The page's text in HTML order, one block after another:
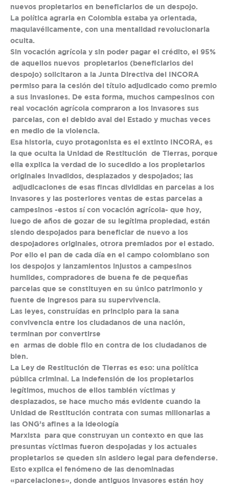
nuevos propietarios en beneficiarios de un despojo.
La política agraria en Colombia estaba ya orientada,
maquiavélicamente, con una mentalidad revolucionaria
oculta.
Sin vocación agrícola y sin poder pagar el crédito, el 95%
de aquellos nuevos propietarios (beneficiarios del
despojo) solicitaron a la Junta Directiva del INCORA
permiso para la cesión del título adjudicado como premio
a sus invasiones. De esta forma, muchos campesinos con
real vocación agrícola compraron a los invasores sus
parcelas, con el debido aval del Estado y muchas veces
en medio de la violencia.
Esa historia, cuyo protagonista es el extinto INCORA, es
la que oculta la Unidad de Restitución de Tierras, porque
ella explica la verdad de lo sucedido a los propietarios
originales invadidos, desplazados y despojados; las
adjudicaciones de esas fincas divididas en parcelas a los
invasores y las posteriores ventas de estas parcelas a
campesinos -estos sí con vocación agrícola- que hoy,
luego de años de gozar de su legítima propiedad, están
siendo despojados para beneficiar de nuevo a los
despojadores originales, otrora premiados por el estado.
Por ello el pan de cada día en el campo colombiano son
los despojos y lanzamientos injustos a campesinos
humildes, compradores de buena fe de pequeñas
parcelas que se constituyen en su único patrimonio y
fuente de ingresos para su supervivencia.
Las leyes, construídas en principio para la sana
convivencia entre los ciudadanos de una nación,
terminan por convertirse
en armas de doble filo en contra de los ciudadanos de
bien.
La Ley de Restitución de Tierras es eso: una política
pública criminal. La indefensión de los propietarios
legítimos, muchos de ellos también víctimas y
desplazados, se hace mucho más evidente cuando la
Unidad de Restitución contrata con sumas millonarias a
las ONG’s afines a la ideología
Marxista para que construyan un contexto en que las
presuntas víctimas fueron despojadas y los actuales
propietarios se queden sin asidero legal para defenderse.
Esto explica el fenómeno de las denominadas
«parcelaciones», donde antiguos invasores están hoy